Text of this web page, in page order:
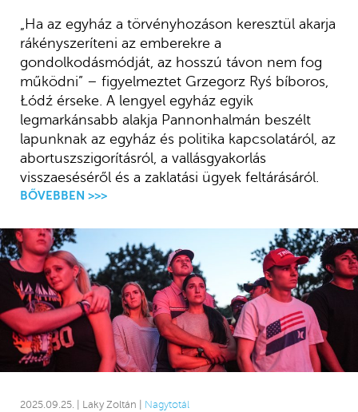
„Ha az egyház a törvényhozáson keresztül akarja
rákényszeríteni az emberekre a
gondolkodásmódját, az hosszú távon nem fog
működni” – figyelmeztet Grzegorz Ryś bíboros,
Łódź érseke. A lengyel egyház egyik
legmarkánsabb alakja Pannonhalmán beszélt
lapunknak az egyház és politika kapcsolatáról, az
abortuszszigorításról, a vallásgyakorlás
visszaeséséről és a zaklatási ügyek feltárásáról.
BŐVEBBEN >>>
2025.09.25. | Laky Zoltán | Nagytotál